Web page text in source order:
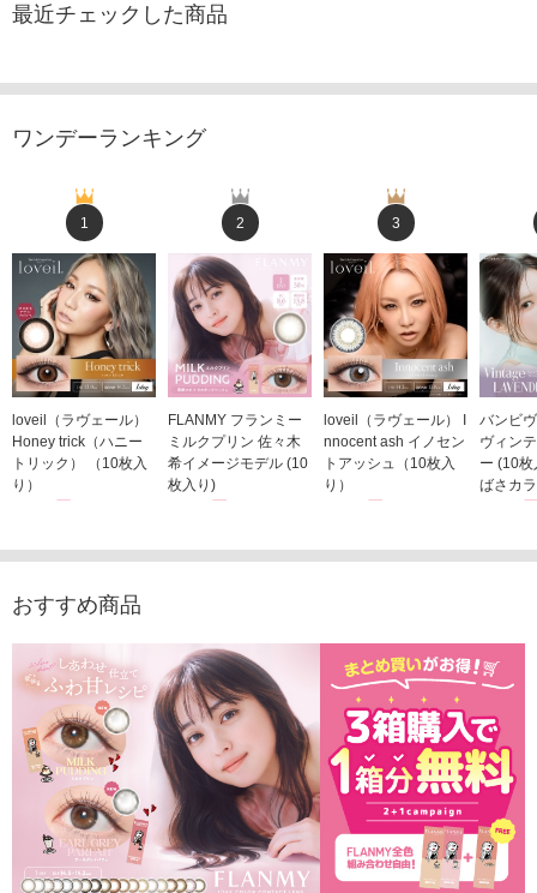
最近チェックした商品
ワンデーランキング
1
loveil（ラヴェール）
Honey trick（ハニー
トリック） （10枚入
り）
2
FLANMY フランミー
ミルクプリン 佐々木
希イメージモデル (10
枚入り)
3
loveil（ラヴェール） I
nnocent ash イノセン
トアッシュ（10枚入
り）
バンビ
ヴィン
ー (10
ばさカ
おすすめ商品